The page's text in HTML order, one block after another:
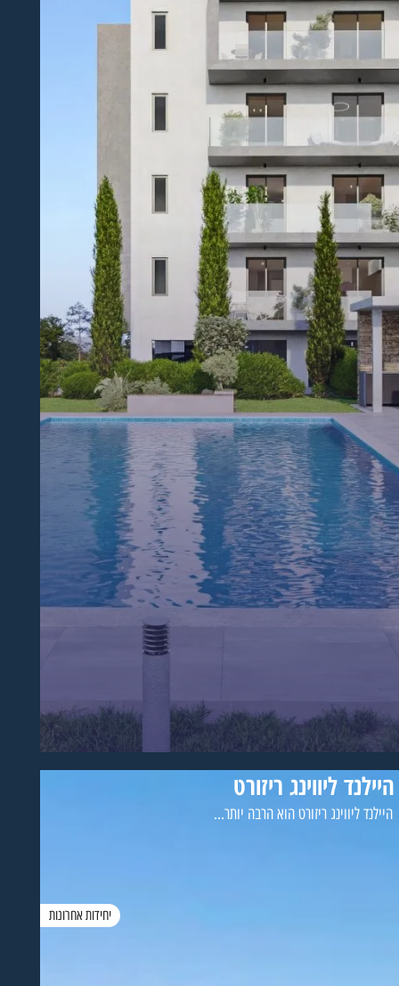
היילנד ליווינג ריזורט
היילנד ליווינג ריזורט הוא הרבה יותר...
יחידות אחרונות